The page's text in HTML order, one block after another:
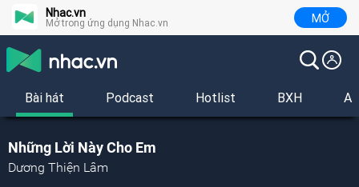
Nhac.vn
Mở trong ứng dụng Nhac.vn MỞ
Bài hát Podcast Hotlist BXH
Những Lời Này Cho Em
Dương Thiện Lâm